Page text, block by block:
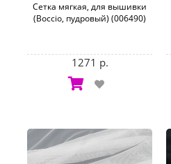
Сетка мягкая, для вышивки
(Boccio, пудровый) (006490)
1271 р.